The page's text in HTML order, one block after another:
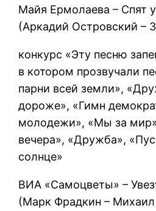
Майя Ермолаева – Спят
(Аркадий Островский –
конкурс «Эту песню
в котором прозвучали
парни всей земли»,
дороже», «Гимн
молодежи», «Мы за
вечера», «Дружба»,
солнце»
ВИА «Самоцветы» –
(Марк Фрадкин –